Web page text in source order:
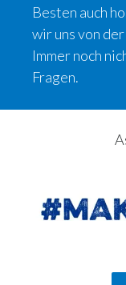
Besten auch
wir uns von
Immer noch
Fragen.